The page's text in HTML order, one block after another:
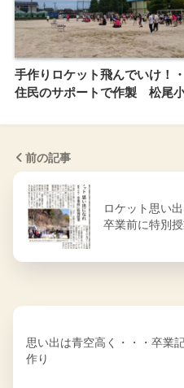
手作りロケット飛んでいけ！
住民のサポートで作製 松尾
前の記事
ロケット思い
卒業前に特別
思い出は青空高く・・・卒業
作り